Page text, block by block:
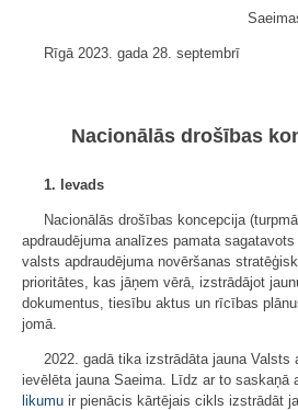
Rīgā 2023. gada 28. septembrī
Nacionālās drošības
1. Ievads
Nacionālās drošības koncepcija
apdraudējuma analīzes pamata
valsts apdraudējuma novēršanas
prioritātes, kas jāņem vērā, izstrādājot
dokumentus, tiesību aktus un rīcības
jomā.
2022. gadā tika izstrādāta jauna Valsts
ievēlēta jauna Saeima. Līdz ar to saskaņā
likumu ir pienācis kārtējais cikls izstrādāt